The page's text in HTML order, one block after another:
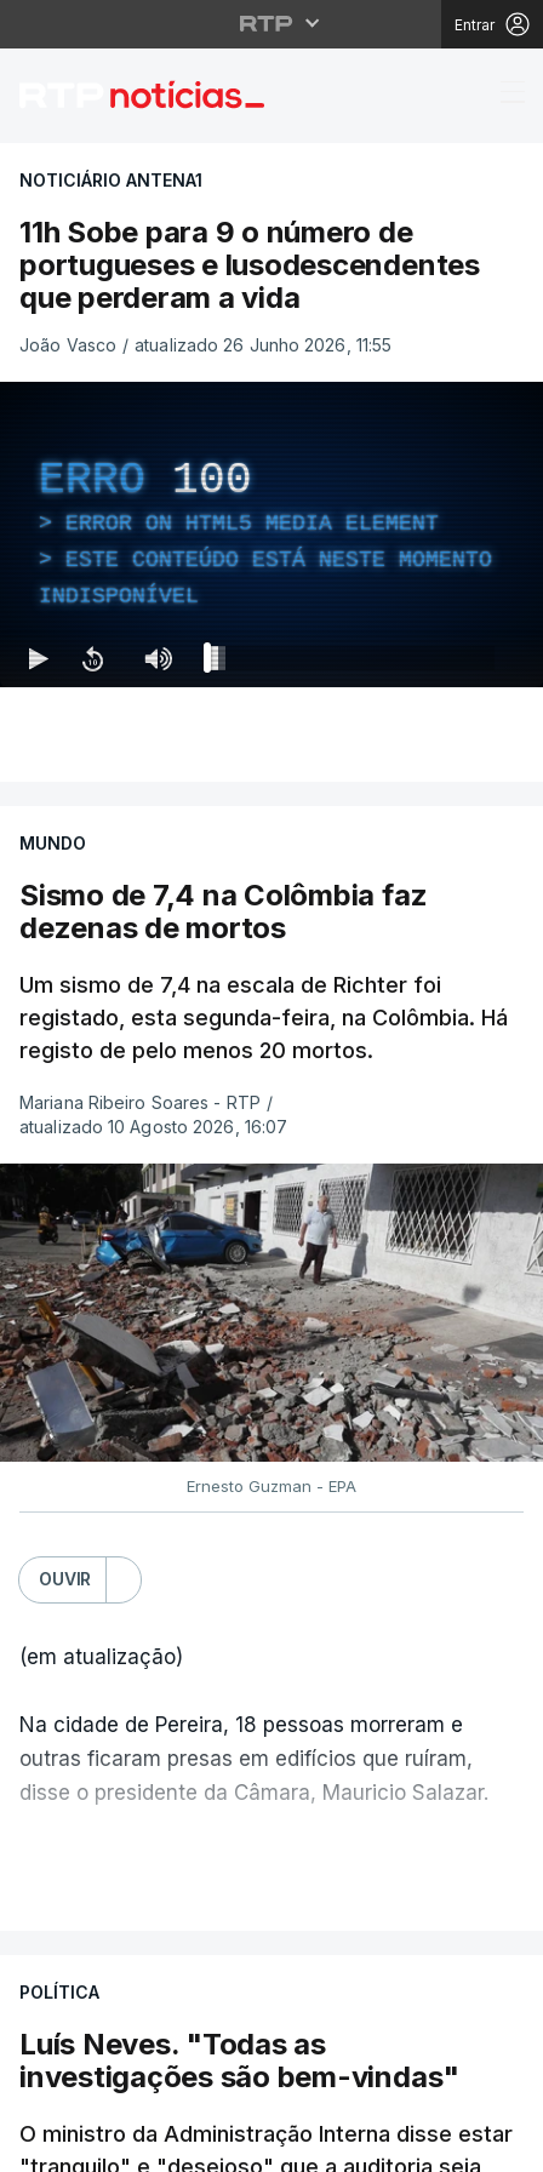
Entrar
11h Sobe para 9 o
NOTICIÁRIO ANTENA1
11h Sobe para 9 o número de
portugueses e lusodescendentes
que perderam a vida
João Vasco / atualizado 26 Junho 2026, 11:55
ERRO 100
ERROR ON HTML5 MEDIA ELEMENT
ESTE CONTEÚDO ESTÁ NESTE MOMENTO
INDISPONÍVEL
MUNDO
Sismo de 7,4 na Colômbia faz
dezenas de mortos
Um sismo de 7,4 na escala de Richter foi
registado, esta segunda-feira, na Colômbia. Há
registo de pelo menos 20 mortos.
Mariana Ribeiro Soares - RTP /
atualizado 10 Agosto 2026, 16:07
Ernesto Guzman - EPA
OUVIR
(em atualização)
Na cidade de Pereira, 18 pessoas morreram e
outras ficaram presas em edifícios que ruíram,
disse o presidente da Câmara, Mauricio Salazar.
"A situação é crítica",
entrevista à Rádio Caracol.
Pelo menos 20 prédios desabaram na cidade de
Cali, com várias pessoas presas nos escombros,
disse o autarca Alejandro Eder à agência Reuters.
POLÍTICA
Luís Neves. "Todas as
investigações são bem-vindas"
O ministro da Administração Interna disse estar
"tranquilo" e "desejoso" que a auditoria seja